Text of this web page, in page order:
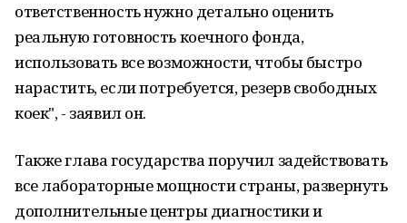
ответственность нужно детально оценить
реальную готовность коечного фонда,
использовать все возможности, чтобы быстро
нарастить, если потребуется, резерв свободных
коек", - заявил он.
Также глава государства поручил задействовать
все лабораторные мощности страны, развернуть
дополнительные центры диагностики и